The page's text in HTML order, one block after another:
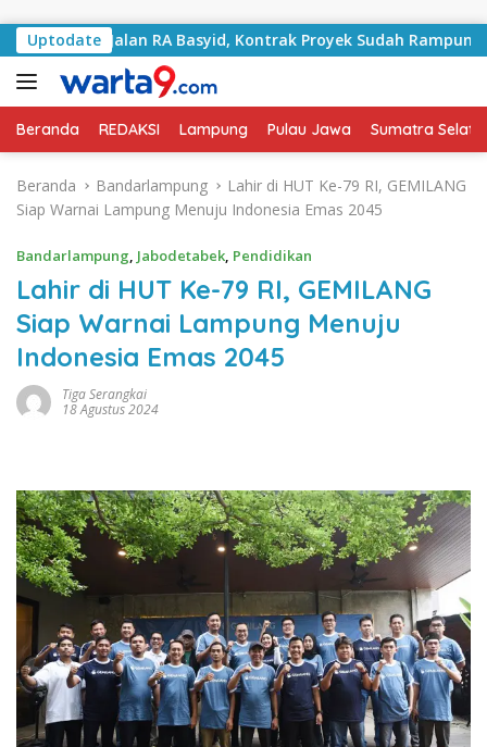
Uptodate
Jalan RA Basyid, Kontrak Proyek Sudah Rampung
Beranda REDAKSI Lampung Pulau Jawa Sumatra
Beranda Bandarlampung
Lahir di HUT Ke-79 RI, GEMILANG
Siap Warnai Lampung Menuju Indonesia Emas 2045
Bandarlampung, Jabodetabek, Pendidikan
Lahir di HUT Ke-79 RI, GEMILANG
Siap Warnai Lampung Menuju
Indonesia Emas 2045
Tiga Serangkai
18 Agustus 2024